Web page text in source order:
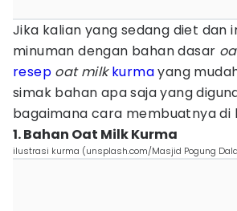
Jika kalian yang sedang diet dan
minuman dengan bahan dasar
resep oatmilkkurmayang
simak bahan apa saja yang
bagaimana cara membuatnya di
1. Bahan Oat Milk Kurma
ilustrasi kurma (unsplash.com/Masjid Pogung